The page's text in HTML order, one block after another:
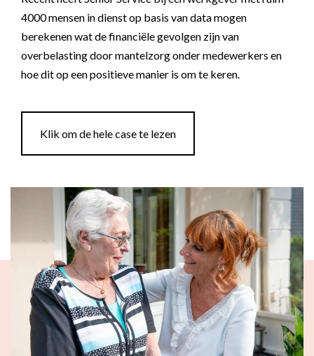
4000 mensen in dienst op basis van data mogen
berekenen wat de financiële gevolgen zijn van
overbelasting door mantelzorg onder medewerkers en
hoe dit op een positieve manier is om te keren.
Klik om de hele case te lezen